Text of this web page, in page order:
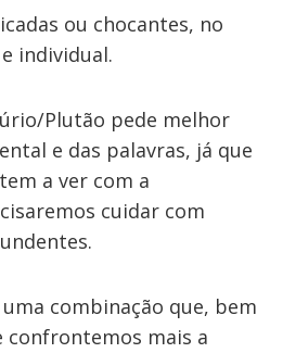
ou chocantes, no
individual.
Plutão pede melhor
e das palavras, já que
a ver com a
cuidar com
combinação que, bem
confrontemos mais a